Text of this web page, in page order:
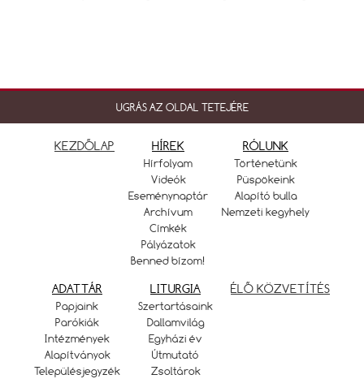
UGRÁS AZ OLDAL TETEJÉRE
KEZDŐLAP HÍREK
Hírfolyam
Videók
Eseménynaptár
Archívum
Címkék
Pályázatok
Benned bízom!
RÓLUNK
Történetünk
Püspökeink
Alapító bulla
Nemzeti kegyhely
ADATTÁR
Papjaink
Parókiák
Intézmények
Alapítványok
Településjegyzék
LITURGIA
Szertartásaink
Dallamvilág
Egyházi év
Útmutató
Zsoltárok
ÉLŐ KÖZVETÍTÉS